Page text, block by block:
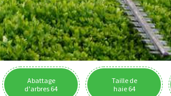
Abattage
d'arbres 64
Taille de
haie 64